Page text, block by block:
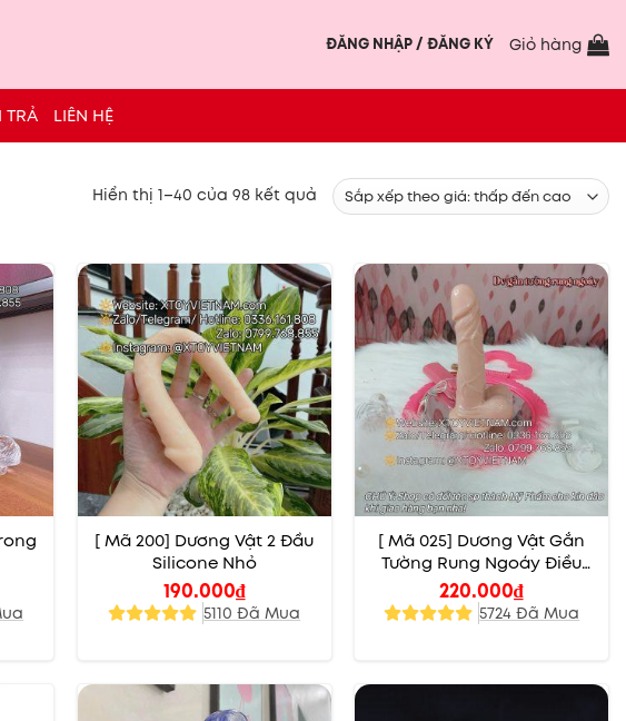
ĐĂNG NHẬP / ĐĂNG KÝ Giỏ hàng
LIÊN HỆ
Hiển thị 1–40 của 98 kết quả Đã
sắp
theo
giá:
thấp
đến
cao
[ Mã 200] Dương Vật 2 Đầu
Silicone Nhỏ
190.000₫
5110 Đã Mua
[ Mã 025] Dương Vật Gắn
Tường Rung Ngoáy Điều
Chỉnh Nhiều Mức Độ
220.000₫
5724 Đã Mua